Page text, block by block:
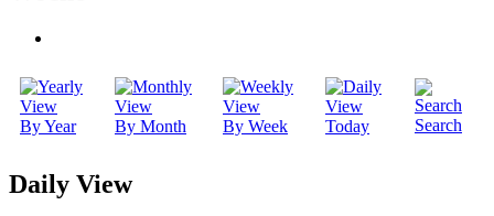
By Year By Month By Week Today Search
Daily View